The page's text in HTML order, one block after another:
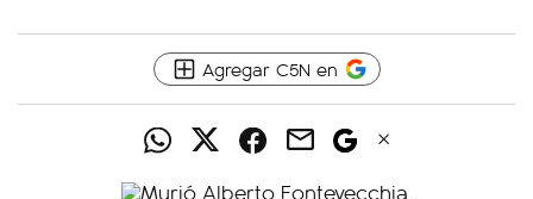
Agregar C5N en